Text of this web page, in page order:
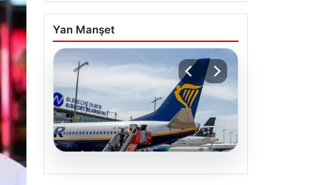
Yan Manşet
03.08.2026